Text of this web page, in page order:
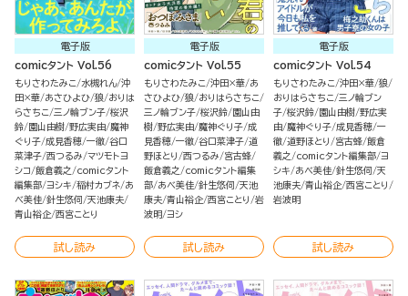
電子版
comicタント Vol.56
もりさわたみこ 水槻れん 沖
田×華 あさひよひ 狼 おりは
らさちこ 三ノ輪ブン子 桜沢
鈴 園山由樹 野広実由 魔神
ぐり子 成見香穂 一徹 谷口
菜津子 西つるみ マツモトヨ
シコ 飯倉義之
comicタント
編集部 ヨシキ 稲村カブネ あ
べ美佳 針生悠伺 天池康夫
青山裕企 西宮ことり
試し読み
電子版
comicタント Vol.55
もりさわたみこ 沖田×華 あ
さひよひ 狼 おりはらさちこ
三ノ輪ブン子 桜沢鈴 園山由
樹 野広実由 魔神ぐり子 成
見香穂 一徹 谷口菜津子 道
野ほとり
西つるみ
宮古蜂
飯倉義之
comicタント編集
部 あべ美佳 針生悠伺 天池
康夫 青山裕企 西宮ことり
岩
波明
ヨシ
試し読み
電子版
comicタント Vol.54
もりさわたみこ 沖田×華 狼
おりはらさちこ 三ノ輪ブン
子 桜沢鈴 園山由樹 野広実
由 魔神ぐり子 成見香穂 一
徹 道野ほとり 宮古蜂 飯倉
義之
comicタント編集部 ヨ
シキ
あべ美佳 針生悠伺 天
池康夫 青山裕企 西宮ことり
岩波明
試し読み